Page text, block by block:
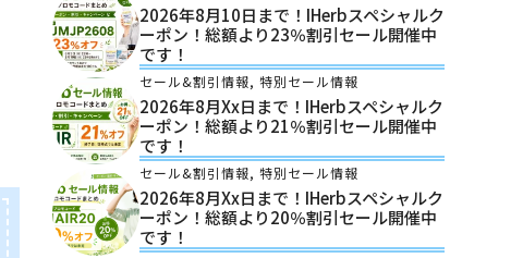
2026年8月10日まで！iHerbスペシャルク
ーポン！総額より23％割引セール開催中
です！
セール&割引情報, 特別セール情報
2026年8月xx日まで！iHerbスペシャルク
ーポン！総額より21％割引セール開催中
です！
セール&割引情報, 特別セール情報
2026年8月xx日まで！iHerbスペシャルク
ーポン！総額より20％割引セール開催中
です！